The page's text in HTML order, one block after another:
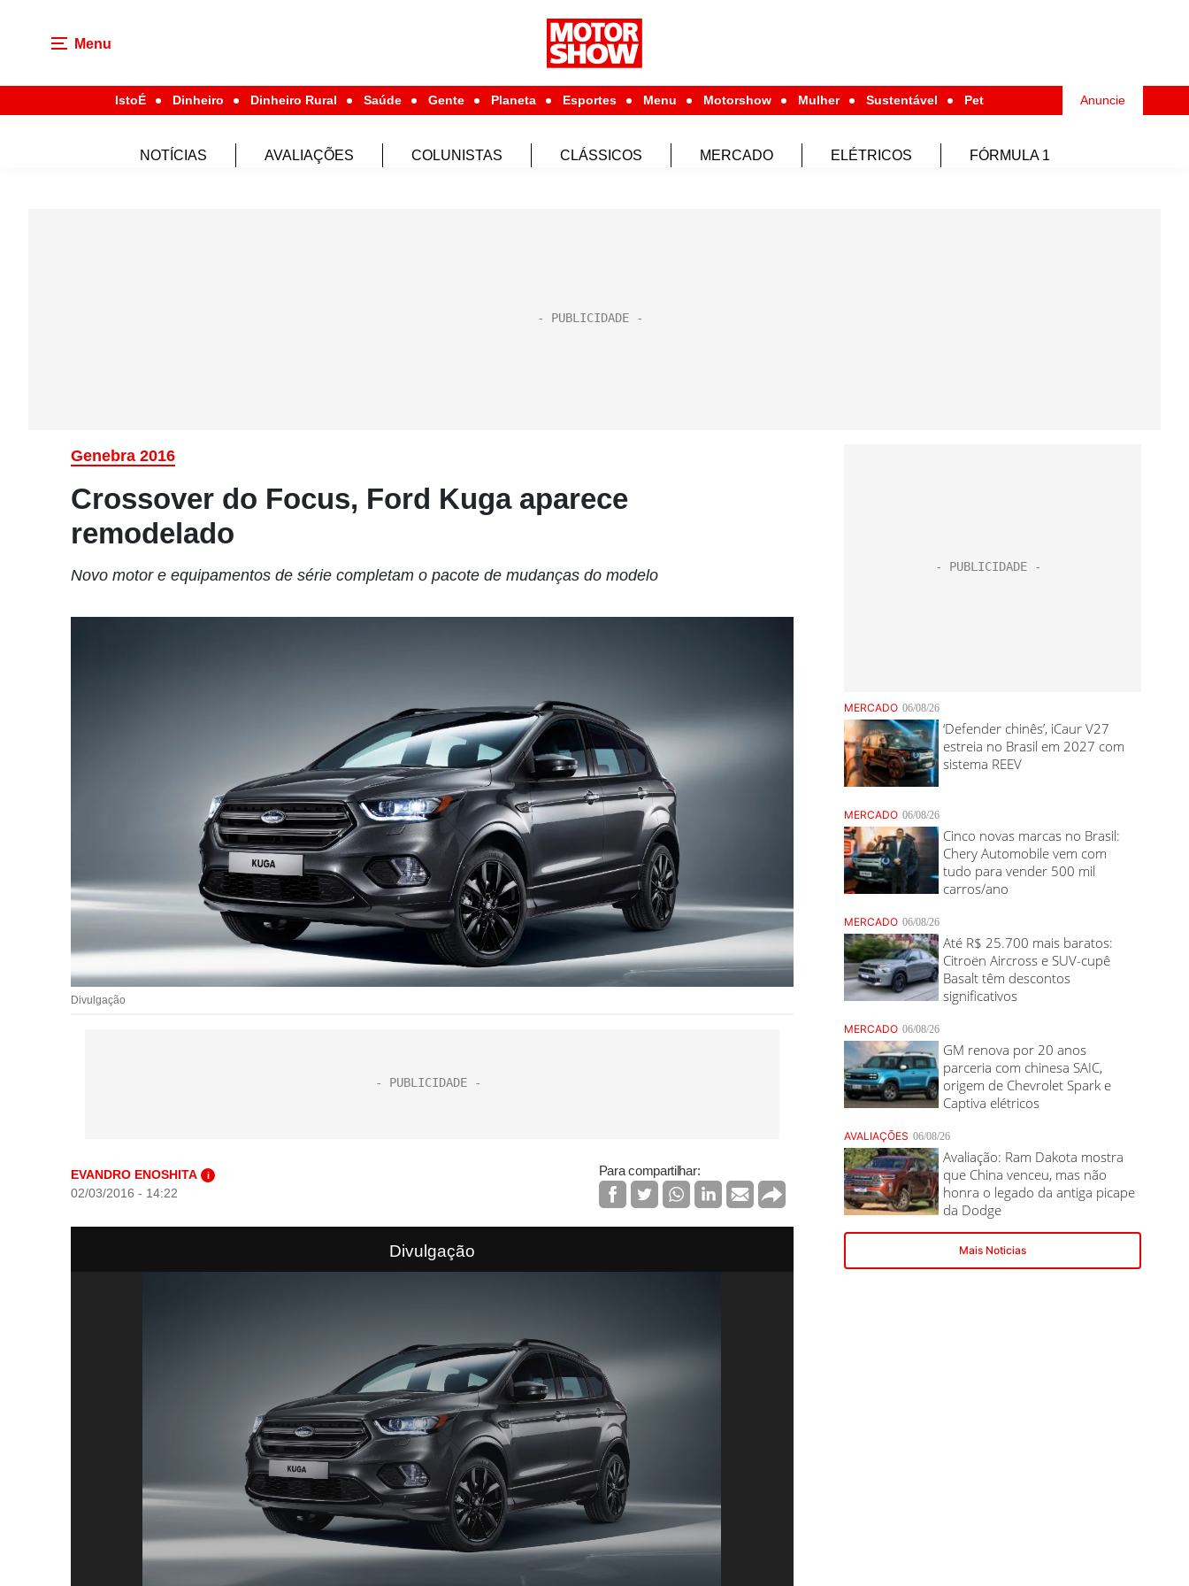
Menu
IstoÉ Dinheiro Dinheiro Rural Saúde Gente Planeta Esportes Menu Motorshow Mulher Sustentável Pet Anuncie
NOTÍCIAS AVALIAÇÕES COLUNISTAS CLÁSSICOS MERCADO ELÉTRICOS FÓRMULA 1
Genebra 2016
Crossover do Focus, Ford Kuga aparece
remodelado
Novo motor e equipamentos de série completam o pacote de mudanças do modelo
Divulgação
EVANDRO ENOSHITA i
02/03/2016 - 14:22
Para compartilhar:
Divulgação